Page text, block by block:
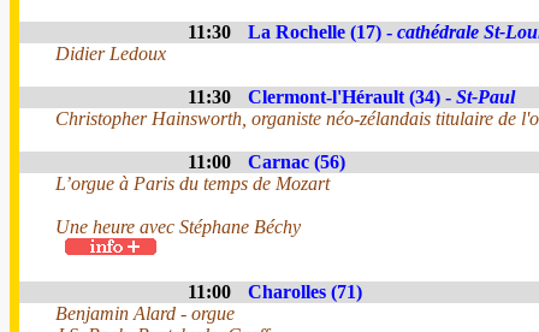
11:30 La Rochelle (17) - cathédrale St-
Didier Ledoux
11:30 Clermont-l'Hérault (34) - St-Paul
Christopher Hainsworth, organiste néo-zélandais titulaire de
11:00
Carnac (56)
L’orgue à Paris du temps de Mozart
Une heure avec Stéphane Béchy
11:00
Charolles (71)
Benjamin Alard - orgue